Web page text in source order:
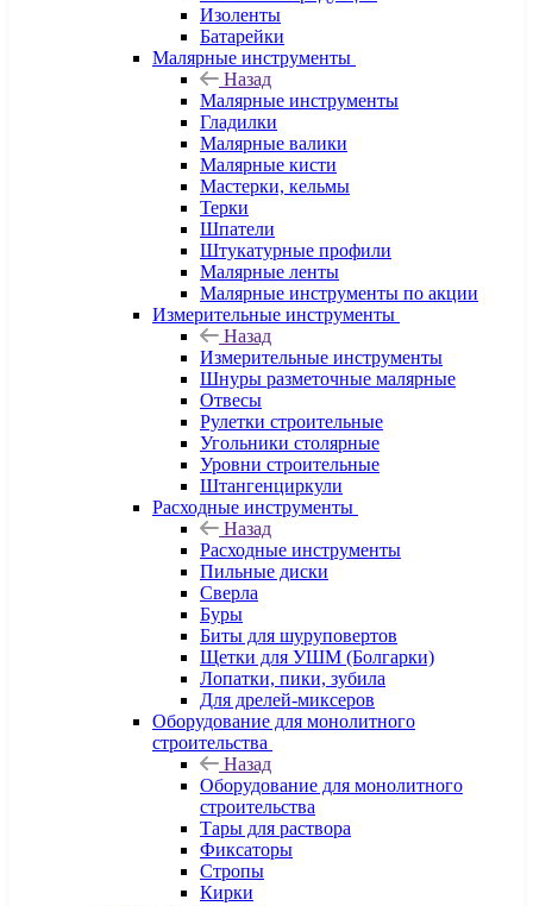
Изоленты
Батарейки
Малярные инструменты
Назад
Малярные инструменты
Гладилки
Малярные валики
Малярные кисти
Мастерки, кельмы
Терки
Шпатели
Штукатурные профили
Малярные ленты
Малярные инструменты по акции
Измерительные инструменты
Назад
Измерительные инструменты
Шнуры разметочные малярные
Отвесы
Рулетки строительные
Угольники столярные
Уровни строительные
Штангенциркули
Расходные инструменты
Назад
Расходные инструменты
Пильные диски
Сверла
Буры
Биты для шуруповертов
Щетки для УШМ (Болгарки)
Лопатки, пики, зубила
Для дрелей-миксеров
Оборудование для монолитного
строительства
Назад
Оборудование для монолитного
строительства
Тары для раствора
Фиксаторы
Стропы
Кирки